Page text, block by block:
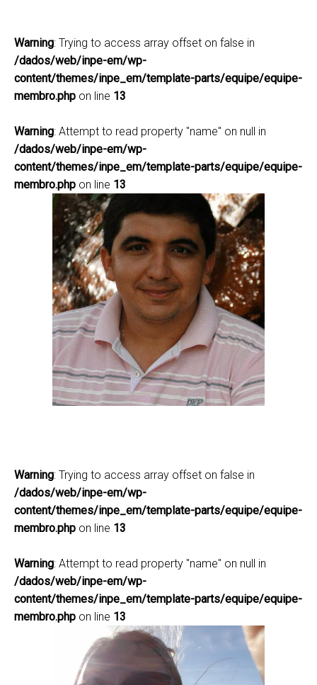
Lattes
Warning: Trying to access array offset on false in
/dados/web/inpe-em/wp-
content/themes/inpe_em/template-parts/equipe/equipe-
membro.php on line 13
Warning: Attempt to read property "name" on null in
/dados/web/inpe-em/wp-
content/themes/inpe_em/template-parts/equipe/equipe-
membro.php on line 13
Francisco Gilney Silva
Bezerra
franciscogilney@gmail.com
(12) 3208-7777
Lattes
Warning: Trying to access array offset on false in
/dados/web/inpe-em/wp-
content/themes/inpe_em/template-parts/equipe/equipe-
membro.php on line 13
Warning: Attempt to read property "name" on null in
/dados/web/inpe-em/wp-
content/themes/inpe_em/template-parts/equipe/equipe-
membro.php on line 13